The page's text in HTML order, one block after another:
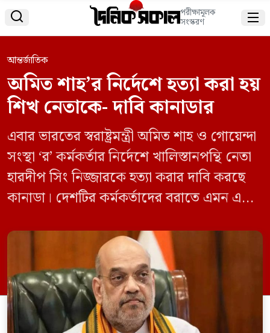
 পরীক্ষামূলক
সংস্করণ 
আন্তর্জাতিক
অমিত শাহ’র নির্দেশে হত্যা করা হয়
শিখ নেতাকে- দাবি কানাডার
এবার ভারতের স্বরাষ্ট্রমন্ত্রী অমিত শাহ ও গোয়েন্দা
সংস্থা ‘র’ কর্মকর্তার নির্দেশে খালিস্তানপন্থি নেতা
হারদীপ সিং নিজ্জারকে হত্যা করার দাবি করছে
কানাডা। দেশটির কর্মকর্তাদের বরাতে এমন এক
পোস্ট। এছাড়াও প্রতিবেদনে ভারতের জাতীয়
নিরাপত্তা উপদেষ্টা অজিত দোভালকে বিষয়টি
অবগত করেছে কানাডা বলেও উল্লেখ করা
হয়েছে। ওয়াশিংটন পোস্টের প্রতিবেদনে বলা
হয়েছে, ভারতের স্বরাষ্ট্রমন্ত্রী […]